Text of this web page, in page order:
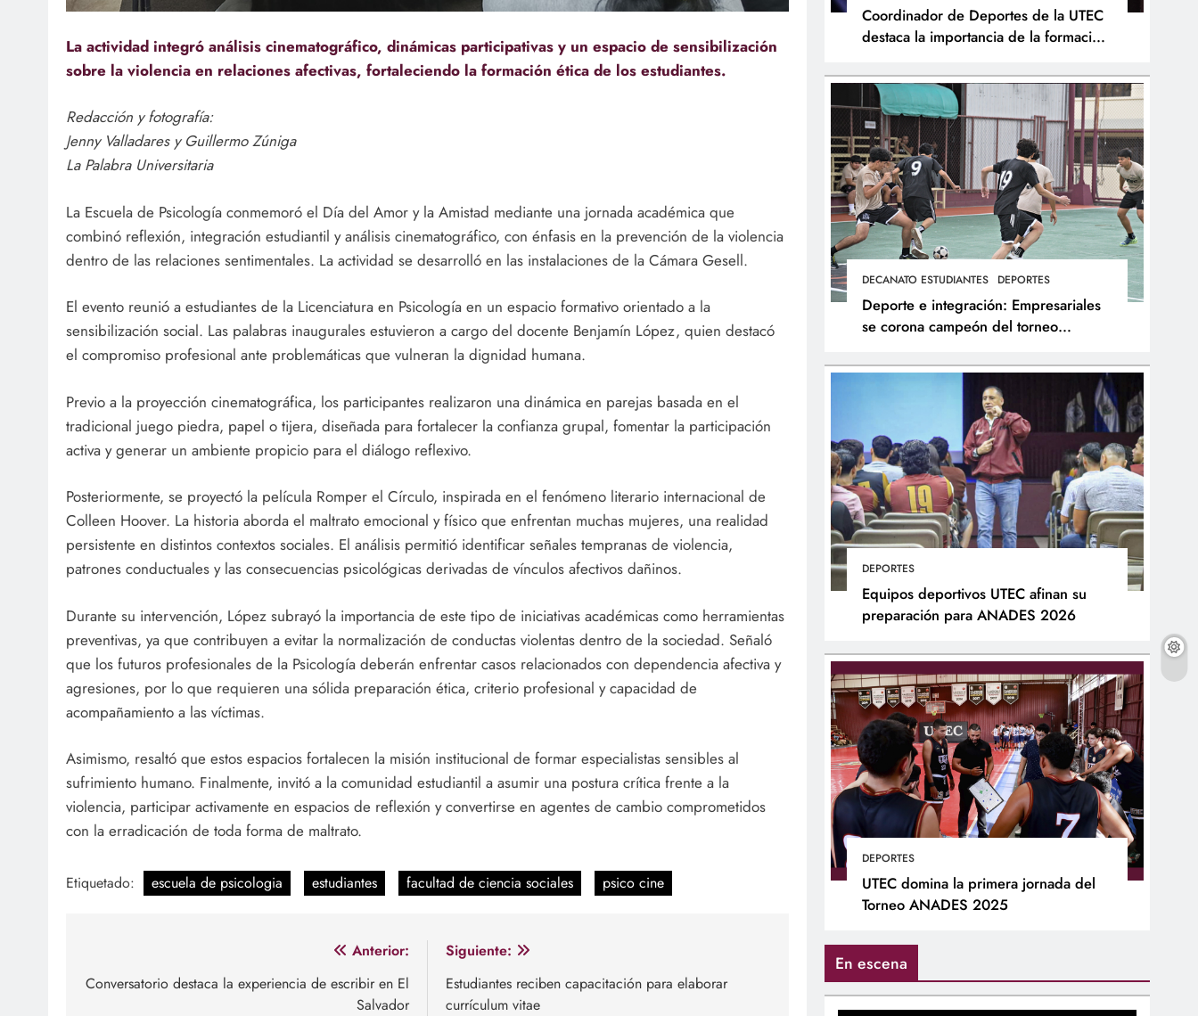
La actividad integró análisis cinematográfico, dinámicas participativas y un espacio de sensibilización
sobre la violencia en relaciones afectivas, fortaleciendo la formación ética de los estudiantes.
Redacción y fotografía:
Jenny Valladares y Guillermo Zúniga
La Palabra Universitaria
La Escuela de Psicología conmemoró el Día del Amor y la Amistad mediante una jornada académica que
combinó reflexión, integración estudiantil y análisis cinematográfico, con énfasis en la prevención de la violencia
dentro de las relaciones sentimentales. La actividad se desarrolló en las instalaciones de la Cámara Gesell.
El evento reunió a estudiantes de la Licenciatura en Psicología en un espacio formativo orientado a la
sensibilización social. Las palabras inaugurales estuvieron a cargo del docente Benjamín López, quien destacó
el compromiso profesional ante problemáticas que vulneran la dignidad humana.
Previo a la proyección cinematográfica, los participantes realizaron una dinámica en parejas basada en el
tradicional juego piedra, papel o tijera, diseñada para fortalecer la confianza grupal, fomentar la participación
activa y generar un ambiente propicio para el diálogo reflexivo.
Posteriormente, se proyectó la película Romper el Círculo, inspirada en el fenómeno literario internacional de
Colleen Hoover. La historia aborda el maltrato emocional y físico que enfrentan muchas mujeres, una realidad
persistente en distintos contextos sociales. El análisis permitió identificar señales tempranas de violencia,
patrones conductuales y las consecuencias psicológicas derivadas de vínculos afectivos dañinos.
Durante su intervención, López subrayó la importancia de este tipo de iniciativas académicas como herramientas
preventivas, ya que contribuyen a evitar la normalización de conductas violentas dentro de la sociedad. Señaló
que los futuros profesionales de la Psicología deberán enfrentar casos relacionados con dependencia afectiva y
agresiones, por lo que requieren una sólida preparación ética, criterio profesional y capacidad de
acompañamiento a las víctimas.
Asimismo, resaltó que estos espacios fortalecen la misión institucional de formar especialistas sensibles al
sufrimiento humano. Finalmente, invitó a la comunidad estudiantil a asumir una postura crítica frente a la
violencia, participar activamente en espacios de reflexión y convertirse en agentes de cambio comprometidos
con la erradicación de toda forma de maltrato.
Etiquetado: escuela de psicologia estudiantes facultad de ciencia sociales psico cine
de
Anterior:
Conversatorio destaca la experiencia de escribir en El
Salvador
Siguiente:
Estudiantes reciben capacitación para elaborar
currículum vitae
Coordinador de Deportes de la UTEC
destaca la importancia de la formación
DECANATO ESTUDIANTES DEPORTES
Deporte e integración: Empresariales
se corona campeón del torneo
DEPORTES
Equipos deportivos UTEC afinan su
preparación para ANADES 2026
DEPORTES
UTEC domina la primera jornada del
Torneo ANADES 2025
En escena